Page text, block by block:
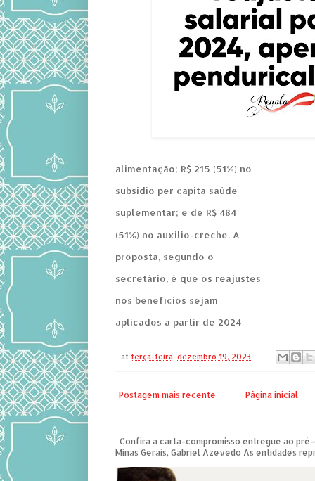
alimentação; R$ 215 (51%) no
subsídio per capita saúde
suplementar; e de R$ 484
(51%) no auxilio-creche. A
proposta, segundo o
secretário, é que os reajustes
nos benefícios sejam
aplicados a partir de 2024
at terça-feira, dezembro 19, 2023
Postagem mais recente Página inicial
Confira a carta-compromisso entregue ao
Minas Gerais, Gabriel Azevedo As entidades